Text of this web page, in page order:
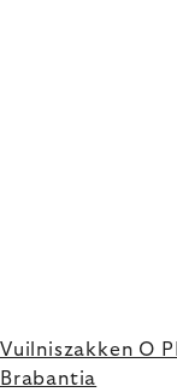
Vuilniszakken O
Brabantia